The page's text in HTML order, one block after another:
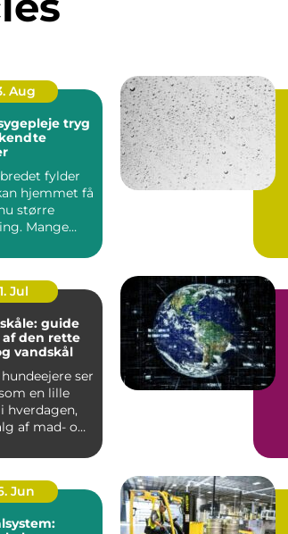
Aug
tryg
fylder
hjemmet få
større
Mange
Jul
guide
den rette
vandskål
ser
en lille
hverdagen,
af mad- og
Jun